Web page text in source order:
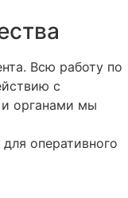
Всю работу по
с
органами мы
оперативного